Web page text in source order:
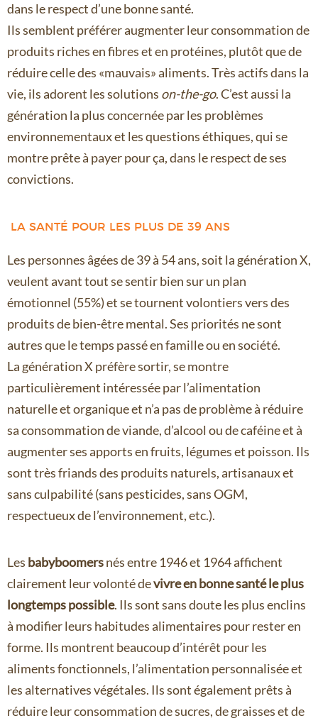
dans le respect d’une bonne santé.
Ils semblent préférer augmenter leur consommation de
produits riches en fibres et en protéines, plutôt que de
réduire celle des «mauvais» aliments. Très actifs dans la
vie, ils adorent les solutions on-the-go. C’est aussi la
génération la plus concernée par les problèmes
environnementaux et les questions éthiques, qui se
montre prête à payer pour ça, dans le respect de ses
convictions.
LA SANTÉ POUR LES PLUS DE 39 ANS
Les personnes âgées de 39 à 54 ans, soit la génération X,
veulent avant tout se sentir bien sur un plan
émotionnel (55%) et se tournent volontiers vers des
produits de bien-être mental. Ses priorités ne sont
autres que le temps passé en famille ou en société.
La génération X préfère sortir, se montre
particulièrement intéressée par l’alimentation
naturelle et organique et n’a pas de problème à réduire
sa consommation de viande, d’alcool ou de caféine et à
augmenter ses apports en fruits, légumes et poisson. Ils
sont très friands des produits naturels, artisanaux et
sans culpabilité (sans pesticides, sans OGM,
respectueux de l’environnement, etc.).
Les babyboomersnés entre 1946 et 1964 affichent
clairement leur volonté devivre en bonne santé le plus
longtemps possible. Ils sont sans doute les plus enclins
à modifier leurs habitudes alimentaires pour rester en
forme. Ils montrent beaucoup d’intérêt pour les
aliments fonctionnels, l’alimentation personnalisée et
les alternatives végétales. Ils sont également prêts à
réduire leur consommation de sucres, de graisses et de